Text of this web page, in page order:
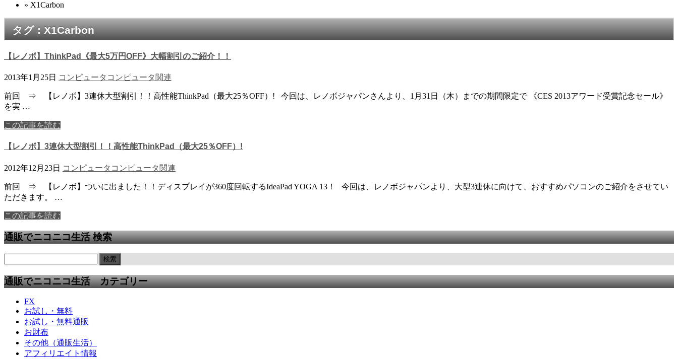
» X1Carbon
タグ : X1Carbon
【レノボ】ThinkPad《最大5万円OFF》大幅割引のご紹介！！
2013年1月25日 コンピュータ コンピュータ関連
前回 ⇒ 【レノボ】3連休大型割引！！高性能ThinkPad（最大25％OFF）! 今回は、レノボジャパンさんより、1月31日（木）までの期間限定で 《CES 2013アワード受賞記念セール》
を実 …
この記事を読む
【レノボ】3連休大型割引！！高性能ThinkPad（最大25％OFF）!
2012年12月23日 コンピュータ コンピュータ関連
前回 ⇒ 【レノボ】ついに出ました！！ディスプレイが360度回転するIdeaPad YOGA 13！ 今回は、レノボジャパンより、大型3連休に向けて、おすすめパソコンのご紹介をさせてい
ただきます。 …
この記事を読む
通販でニコニコ生活 検索
通販でニコニコ生活 カテゴリー
FX
お試し・無料
お試し・無料通販
お財布
その他（通販生活）
アフィリエイト情報